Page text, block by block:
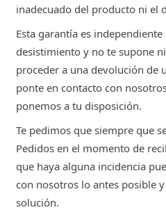
inadecuado del producto ni el
Esta garantía es
desistimiento y no te supone
proceder a una devolución de
ponte en contacto con
ponemos a tu disposición.
Te pedimos que siempre que
Pedidos en el momento de
que haya alguna incidencia
con nosotros lo antes posible
solución.